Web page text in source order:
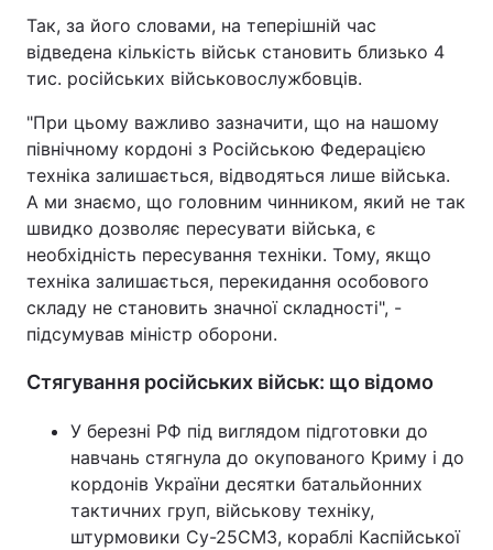
Так, за його словами, на теперішній час
відведена кількість військ становить близько 4
тис. російських військовослужбовців.
"При цьому важливо зазначити, що на нашому
північному кордоні з Російською Федерацією
техніка залишається, відводяться лише війська.
А ми знаємо, що головним чинником, який не так
швидко дозволяє пересувати війська, є
необхідність пересування техніки. Тому, якщо
техніка залишається, перекидання особового
складу не становить значної складності", -
підсумував міністр оборони.
Стягування російських військ: що відомо
У березні РФ під виглядом підготовки до
навчань стягнула до окупованого Криму і до
кордонів України десятки батальйонних
тактичних груп, військову техніку,
штурмовики Су-25СМЗ, кораблі Каспійської